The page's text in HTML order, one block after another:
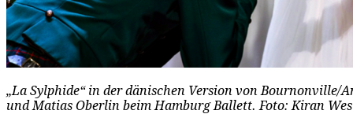
„La Sylphide“ in der dänischen Version von Bournonville/
und Matias Oberlin beim Hamburg Ballett. Foto: Kiran